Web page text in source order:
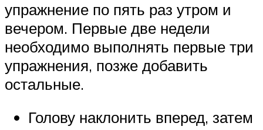
упражнение по пять раз утром и
вечером. Первые две недели
необходимо выполнять первые три
упражнения, позже добавить
остальные.
Голову наклонить вперед, затем